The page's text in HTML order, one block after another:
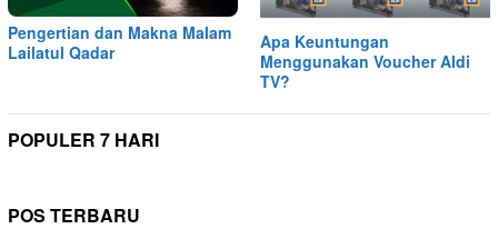
Pengertian dan Makna Malam
Lailatul Qadar
Apa Keuntungan
Menggunakan Voucher Aldi
TV?
POPULER 7 HARI
POS TERBARU